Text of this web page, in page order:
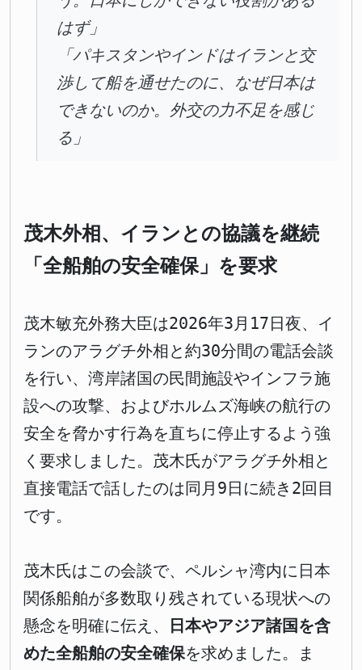
はず」
「パキスタンやインドはイランと交
渉して船を通せたのに、なぜ日本は
できないのか。外交の力不足を感じ
る」
茂木外相、イランとの協議を継続
「全船舶の安全確保」を要求
茂木敏充外務大臣は2026年3月17日夜、イ
ランのアラグチ外相と約30分間の電話会談
を行い、湾岸諸国の民間施設やインフラ施
設への攻撃、およびホルムズ海峡の航行の
安全を脅かす行為を直ちに停止するよう強
く要求しました。茂木氏がアラグチ外相と
直接電話で話したのは同月9日に続き2回目
です。
茂木氏はこの会談で、ペルシャ湾内に日本
関係船舶が多数取り残されている現状への
懸念を明確に伝え、
日本やアジア諸国を含
めた全船舶の安全確保を求めました。ま